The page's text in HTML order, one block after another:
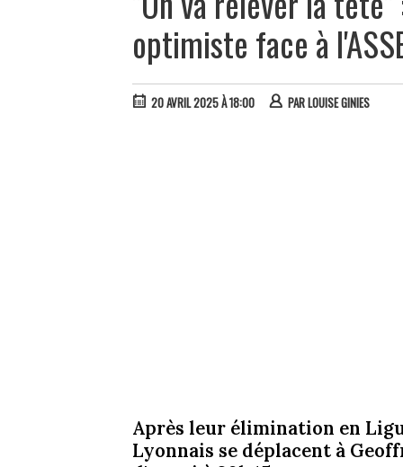
optimiste face à
20 AVRIL 2025 À 18:00 PARLOUISE GINIES
Après leur élimination en
Lyonnais se déplacent à